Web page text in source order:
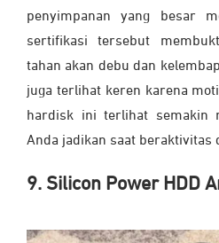
penyimpanan yang besar
sertifikasi tersebut
tahan akan debu dan
juga terlihat keren karena
hardisk ini terlihat semakin
Anda jadikan saat beraktivitas
9. Silicon Power HDD